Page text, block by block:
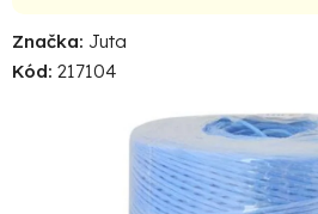
produktu
je
Značka: Juta
Kód: 217104